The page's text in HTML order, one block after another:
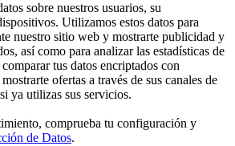
sobre nuestros usuarios, su
Utilizamos estos datos para
nuestro sitio web y mostrarte publicidad y
así como para analizar las estadísticas de
tus datos encriptados con
ofertas a través de sus canales de
ya utilizas sus servicios.
comprueba tu configuración y
de Datos.